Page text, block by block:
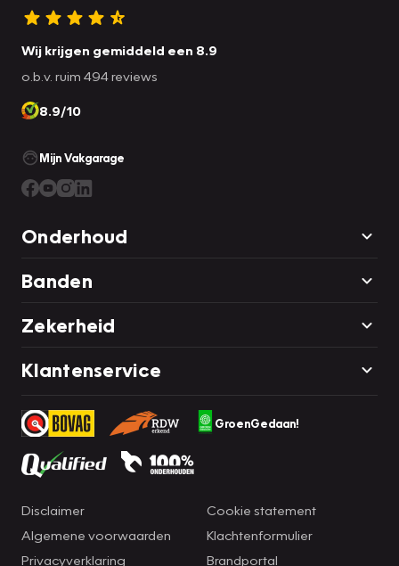
Wij krijgen gemiddeld een 8.9
o.b.v. ruim 494 reviews
8.9/10
Mijn Vakgarage
Onderhoud
Banden
Zekerheid
Klantenservice
GroenGedaan!
Disclaimer
Algemene voorwaarden
Privacyverklaring
Cookie statement
Klachtenformulier
Brandportal